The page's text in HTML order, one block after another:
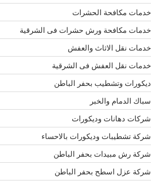
خدمات مكافحة الحشرات
خدمات مكافحة ورش حشرات فى الشرقية
خدمات نقل الاثاث والعفش
خدمات نقل العفش فى الشرقية
ديكورات وتشطيب بحفر الباطن
سباك الدمام والخبر
شركات دهانات وديكورات
شركة تشطيبات وديكورات بالاحساء
شركة رش مبيدات بحفر الباطن
شركة عزل اسطح بحفر الباطن